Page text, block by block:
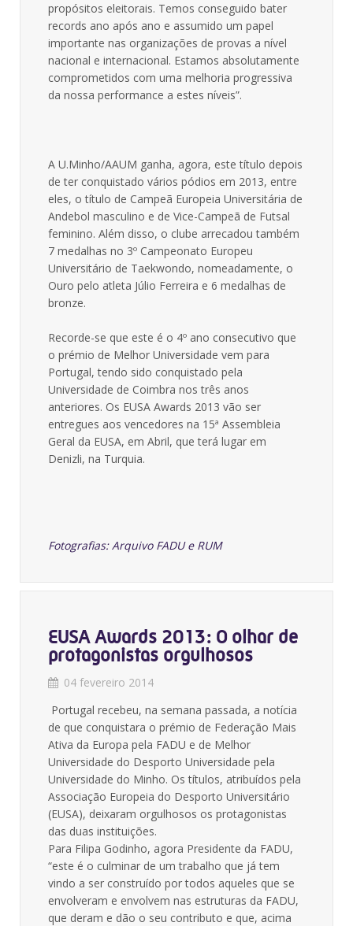
propósitos eleitorais. Temos conseguido bater
records ano após ano e assumido um papel
importante nas organizações de provas a nível
nacional e internacional. Estamos absolutamente
comprometidos com uma melhoria progressiva
da nossa performance a estes níveis”.
A U.Minho/AAUM ganha, agora, este título depois
de ter conquistado vários pódios em 2013, entre
eles, o título de Campeã Europeia Universitária de
Andebol masculino e de Vice-Campeã de Futsal
feminino. Além disso, o clube arrecadou também
7 medalhas no 3º Campeonato Europeu
Universitário de Taekwondo, nomeadamente, o
Ouro pelo atleta Júlio Ferreira e 6 medalhas de
bronze.
Recorde-se que este é o 4º ano consecutivo que
o prémio de Melhor Universidade vem para
Portugal, tendo sido conquistado pela
Universidade de Coimbra nos três anos
anteriores. Os EUSA Awards 2013 vão ser
entregues aos vencedores na 15ª Assembleia
Geral da EUSA, em Abril, que terá lugar em
Denizli, na Turquia.
Fotografias: Arquivo FADU e RUM
EUSA Awards 2013: O olhar de
protagonistas orgulhosos
04 fevereiro 2014
Portugal recebeu, na semana passada, a notícia
de que conquistara o prémio de Federação Mais
Ativa da Europa pela FADU e de Melhor
Universidade do Desporto Universidade pela
Universidade do Minho. Os títulos, atribuídos pela
Associação Europeia do Desporto Universitário
(EUSA), deixaram orgulhosos os protagonistas
das duas instituições.
Para Filipa Godinho, agora Presidente da FADU,
“este é o culminar de um trabalho que já tem
vindo a ser construído por todos aqueles que se
envolveram e envolvem nas estruturas da FADU,
que deram e dão o seu contributo e que, acima